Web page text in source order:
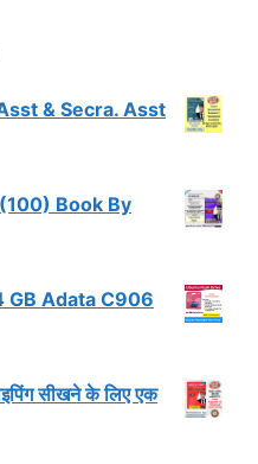
& Secra. Asst
Book By
GB Adata C906
सीखने के लिए एक